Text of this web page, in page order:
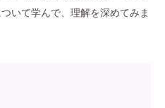
いて学んで、理解を深めてみま